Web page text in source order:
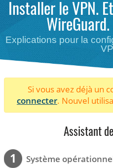
Installer le VPN.
Explications pour la
Si vous avez déjà un
connecter. Nouvel
Assistant
1 Système